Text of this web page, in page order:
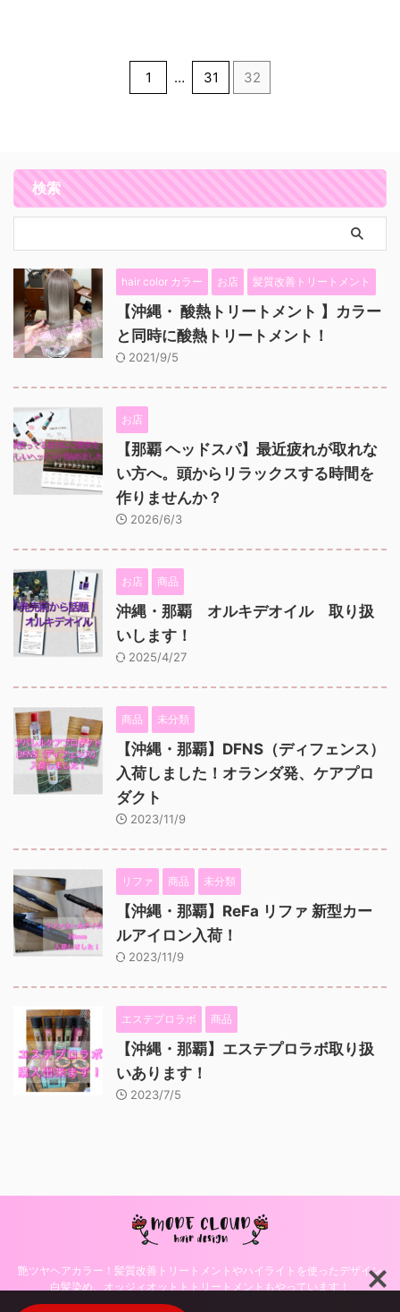
1 … 31 32
検索
hair color カラー お店 髪質改善トリートメント
【沖縄・ 酸熱トリートメント 】カラー
と同時に酸熱トリートメント！
2021/9/5
お店
【那覇 ヘッドスパ】最近疲れが取れな
い方へ。頭からリラックスする時間を
作りませんか？
2026/6/3
お店 商品
沖縄・那覇 オルキデオイル 取り扱
いします！
2025/4/27
商品 未分類
【沖縄・那覇】DFNS（ディフェンス）
入荷しました！オランダ発、ケアプロ
ダクト
2023/11/9
リファ 商品 未分類
【沖縄・那覇】ReFa リファ 新型カー
ルアイロン入荷！
2023/11/9
エステプロラボ 商品
【沖縄・那覇】エステプロラボ取り扱
いあります！
2023/7/5
艶ツヤヘアカラー！髪質改善トリートメントやハイライトを使ったデザイン
白髪染め、オッジィオットトトリートメントもやっています！